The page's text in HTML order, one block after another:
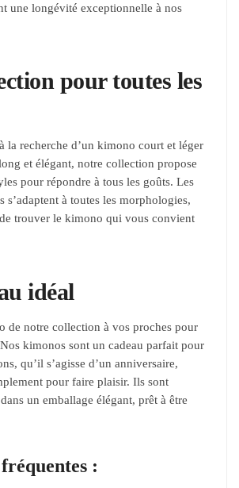
une longévité exceptionnelle à nos
pour toutes les
la recherche d’un kimono court et léger
et élégant, notre collection propose
pour répondre à tous les goûts. Les
s’adaptent à toutes les morphologies,
trouver le kimono qui vous convient
idéal
de notre collection à vos proches pour
kimonos sont un cadeau parfait pour
qu’il s’agisse d’un anniversaire,
pour faire plaisir. Ils sont
un emballage élégant, prêt à être
: